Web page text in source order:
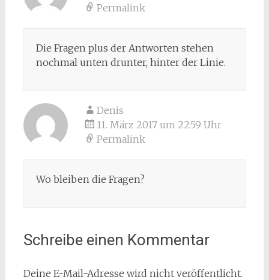
Permalink
Die Fragen plus der Antworten stehen
nochmal unten drunter, hinter der Linie.
Denis
11. März 2017 um 22:59 Uhr
Permalink
Wo bleiben die Fragen?
Schreibe einen Kommentar
Deine E-Mail-Adresse wird nicht veröffentlicht.